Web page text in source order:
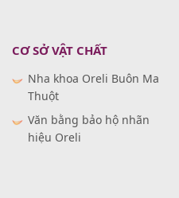
CƠ SỞ VẬT CHẤT
Nha khoa Oreli Buôn Ma
Thuột
Văn bằng bảo hộ nhãn
hiệu Oreli